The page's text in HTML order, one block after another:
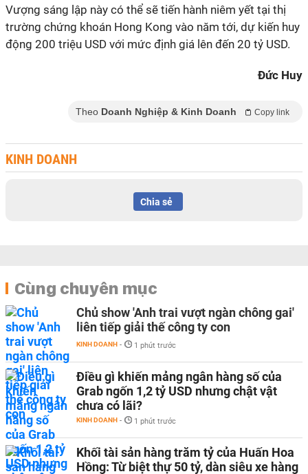
Vượng sáng lập này có thể sẽ tiến hành niêm yết tại thị
trường chứng khoán Hong Kong vào năm tới, dự kiến huy
động 200 triệu USD với mức định giá lên đến 20 tỷ USD.
Đức Huy
Theo Doanh Nghiệp & Kinh Doanh Copy link
KINH DOANH
Chia sẻ
Cùng chuyên mục
Chủ show 'Anh trai vượt ngàn chông gai'
liên tiếp giải thế công ty con
KINH DOANH - 1 phút trước
Điều gì khiến mảng ngân hàng số của
Grab ngốn 1,2 tỷ USD nhưng chật vật
chưa có lãi?
KINH DOANH - 1 phút trước
Khối tài sản hàng trăm tỷ của Huấn Hoa
Hồng: Từ biệt thự 50 tỷ, dàn siêu xe hàng